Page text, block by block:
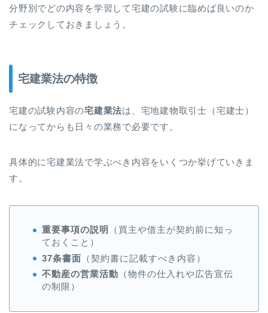
分野別でどの内容を学習して宅建の試験に臨めば良いのか
チェックしておきましょう。
宅建業法の特徴
宅建の試験内容の宅建業法は、宅地建物取引士（宅建士）
になってからも日々の業務で必要です。
具体的に宅建業法で学ぶべき内容をいくつか挙げていきま
す。
重要事項の説明
（買主や借主が契約前に知っ
ておくこと）
37条書面 （契約書に記載すべき内容）
不動産の営業活動 （物件の仕入れや広告宣伝
の制限）